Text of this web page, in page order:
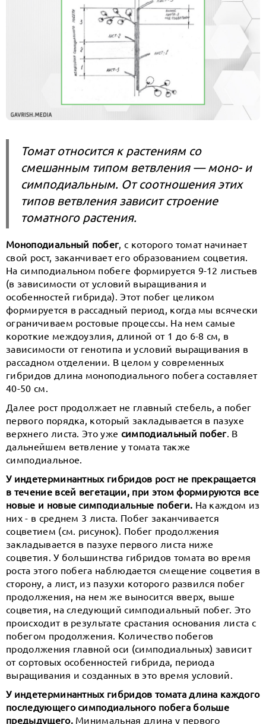
Томат относится к растениям со
смешанным типом ветвления — моно- и
симподиальным. От соотношения этих
типов ветвления зависит строение
томатного растения.
Моноподиальный побег, с которого томат начинает
свой рост, заканчивает его образованием соцветия.
На симподиальном побеге формируется 9-12 листьев
(в зависимости от условий выращивания и
особенностей гибрида). Этот побег целиком
формируется в рассадный период, когда мы всячески
ограничиваем ростовые процессы. На нем самые
короткие междоузлия, длиной от 1 до 6-8 см, в
зависимости от генотипа и условий выращивания в
рассадном отделении. В целом у современных
гибридов длина моноподиального побега составляет
40-50 см.
Далее рост продолжает не главный стебель, а побег
первого порядка, который закладывается в пазухе
верхнего листа. Это уже симподиальный побег. В
дальнейшем ветвление у томата также
симподиальное.
У индетерминантных гибридов рост не прекращается
в течение всей вегетации, при этом формируются все
новые и новые симподиальные побеги. На каждом из
них - в среднем 3 листа. Побег заканчивается
соцветием (см. рисунок). Побег продолжения
закладывается в пазухе первого листа ниже
соцветия. У большинства гибридов томата во время
роста этого побега наблюдается смещение соцветия в
сторону, а лист, из пазухи которого развился побег
продолжения, на нем же выносится вверх, выше
соцветия, на следующий симподиальный побег. Это
происходит в результате срастания основания листа с
побегом продолжения. Количество побегов
продолжения главной оси (симподиальных) зависит
от сортовых особенностей гибрида, периода
выращивания и созданных в это время условий.
У индетерминантных гибридов томата длина каждого
последующего симподиального побега больше
предыдущего. Минимальная длина у первого